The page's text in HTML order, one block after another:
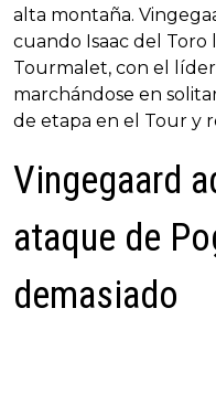
alta montaña.
cuando Isaac del Toro
Tourmalet, con el líder
marchándose en
de etapa en el Tour y
Vingegaard
ataque de
demasiado